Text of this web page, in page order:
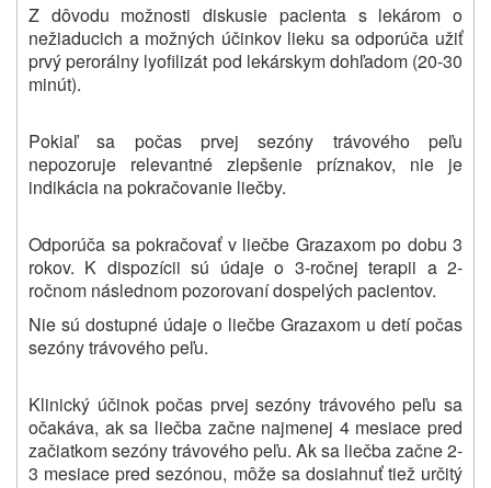
Z dôvodu možnosti diskusie pacienta s lekárom o
nežiaducich a možných účinkov lieku sa odporúča užiť
prvý perorálny lyofilizát pod lekárskym dohľadom (20-30
minút).
Pokiaľ sa počas prvej sezóny trávového peľu
nepozoruje relevantné zlepšenie príznakov, nie je
indikácia na pokračovanie liečby.
Odporúča sa pokračovať v liečbe Grazaxom po dobu 3
rokov. K dispozícii sú údaje o 3-ročnej terapii a 2-
ročnom následnom pozorovaní dospelých pacientov.
Nie sú dostupné údaje o liečbe Grazaxom u detí počas
sezóny trávového peľu.
Klinický účinok počas prvej sezóny trávového peľu sa
očakáva, ak sa liečba začne najmenej 4 mesiace pred
začiatkom sezóny trávového peľu. Ak sa liečba začne 2-
3 mesiace pred sezónou, môže sa dosiahnuť tiež určitý